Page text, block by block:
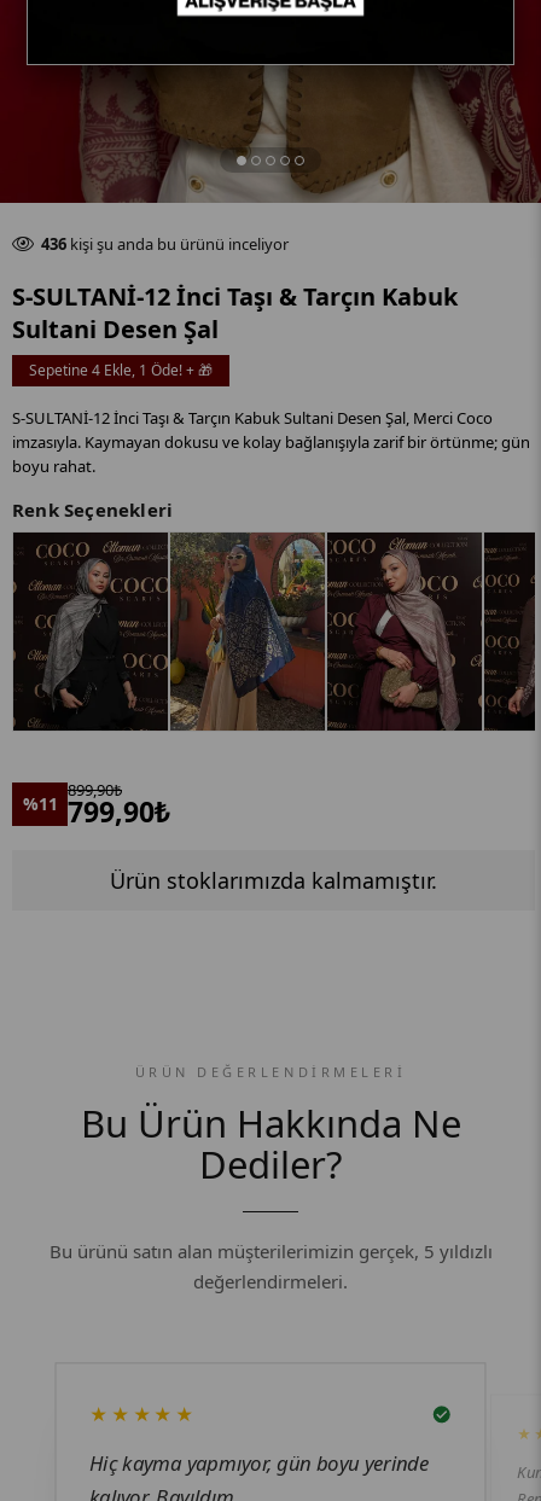
Son 24 saat içinde96adet satıldı
434 kişi şu anda bu ürünü inceliyor
S-SULTANİ-12 İnci Taşı & Tarçın Kabuk
Sultani Desen Şal
Sepetine 4 Ekle, 1 Öde! + 🎁
S-SULTANİ-12 İnci Taşı & Tarçın Kabuk Sultani Desen Şal, Merci Coco
imzasıyla. Kaymayan dokusu ve kolay bağlanışıyla zarif bir örtünme; gün
boyu rahat.
Renk Seçenekleri
%11
899,90₺
799,90₺
Ürün stoklarımızda kalmamıştır.
ÜRÜN DEĞERLENDIRMELERI
Bu Ürün Hakkında Ne
Dediler?
Bu ürünü satın alan müşterilerimizin gerçek, 5 yıldızlı
değerlendirmeleri.
★★★★★
Hiç kayma yapmıyor, gün boyu yerinde